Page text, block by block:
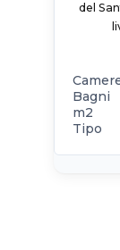
del
Bagni
m2
Tipo